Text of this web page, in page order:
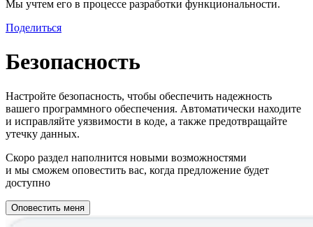
Мы учтем его в процессе разработки функциональности.
Поделиться
Безопасность
Настройте безопасность, чтобы обеспечить надежность
вашего программного обеспечения. Автоматически находите
и исправляйте уязвимости в коде, а также предотвращайте
утечку данных.
Скоро раздел наполнится новыми возможностями
и мы сможем оповестить вас, когда предложение будет
доступно
Оповестить меня